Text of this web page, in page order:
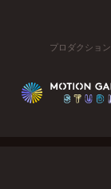
プロダクション